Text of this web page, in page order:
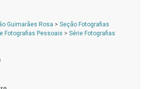
Guimarães Rosa > Seção Fotografias
Fotografias Pessoais > Série Fotografias